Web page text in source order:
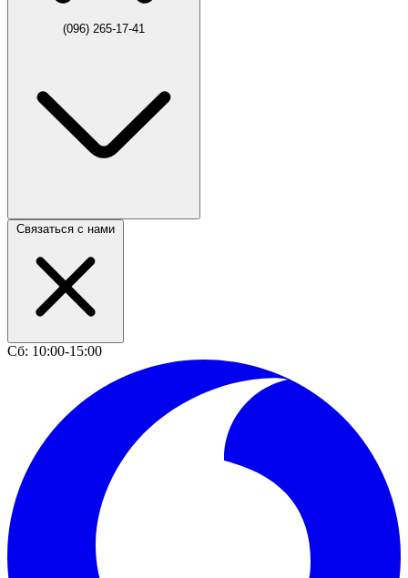
(096) 265-17-41
Связаться с нами
Сб: 10:00-15:00